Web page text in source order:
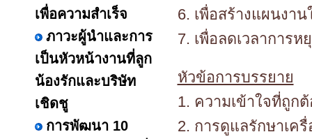
เพื่อความสำเร็จ
ภาวะผู้นำและการ
เป็นหัวหน้างานที่ลูก
น้องรักและบริษัท
เชิดชู
การพัฒนา 10
6. เพื่อสร้างแผนงา
7. เพื่อลดเวลาการ
หัวข้อการบรรยาย
1. ความเข้าใจที่ถูก
2. การดูแลรักษาเค